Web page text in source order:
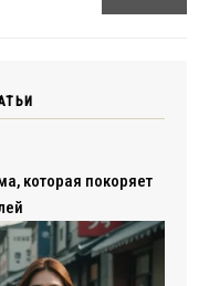
которая покоряет